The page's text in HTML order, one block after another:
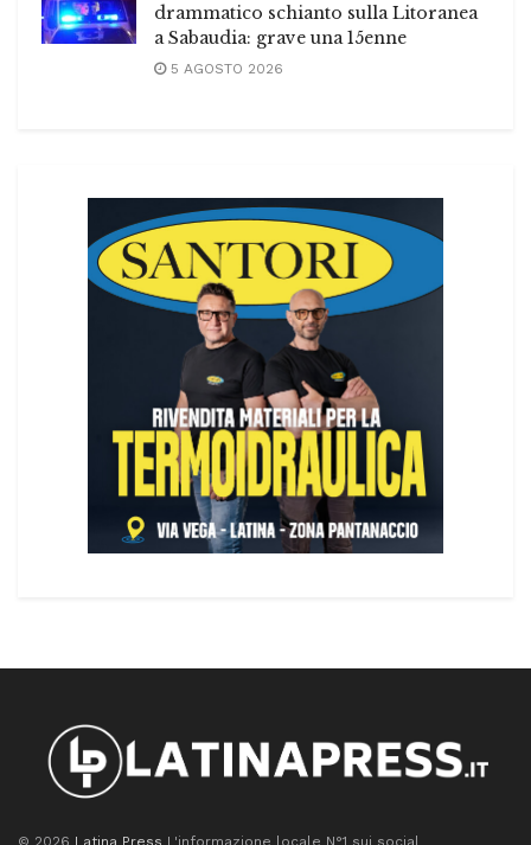
drammatico schianto sulla Litoranea
a Sabaudia: grave una 15enne
5 AGOSTO 2026